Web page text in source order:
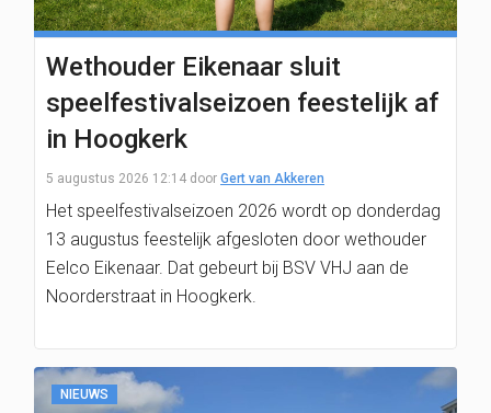
Wethouder Eikenaar sluit
speelfestivalseizoen feestelijk af
in Hoogkerk
5 augustus 2026 12:14 door Gert van Akkeren
Het speelfestivalseizoen 2026 wordt op donderdag
13 augustus feestelijk afgesloten door wethouder
Eelco Eikenaar. Dat gebeurt bij BSV VHJ aan de
Noorderstraat in Hoogkerk.
NIEUWS